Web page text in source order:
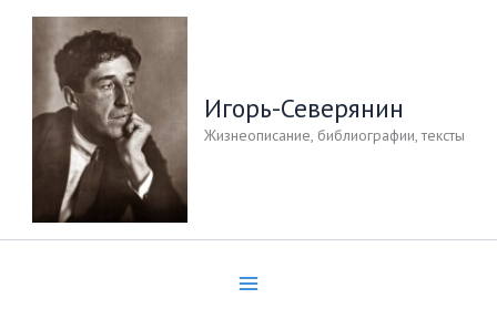
Перейти
содержимому
Игорь-Северянин
Жизнеописание, библиографии, тексты